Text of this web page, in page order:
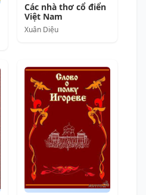
Các nhà thơ cổ điển
Việt Nam
Xuân Diệu